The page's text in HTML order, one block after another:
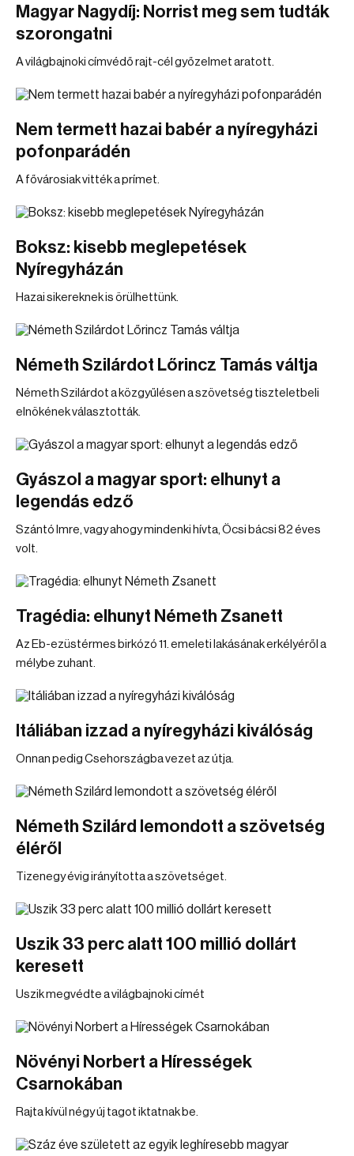
Magyar Nagydíj: Norrist meg sem tudták
szorongatni
A világbajnoki címvédő rajt-cél győzelmet aratott.
Nem termett hazai babér a nyíregyházi
pofonparádén
A fővárosiak vitték a prímet.
Boksz: kisebb meglepetések
Nyíregyházán
Hazai sikereknek is örülhettünk.
Németh Szilárdot Lőrincz Tamás váltja
Németh Szilárdot a közgyűlésen a szövetség tiszteletbeli
elnökének választották.
Gyászol a magyar sport: elhunyt a
legendás edző
Szántó Imre, vagy ahogy mindenki hívta, Öcsi bácsi 82 éves
volt.
Tragédia: elhunyt Németh Zsanett
Az Eb-ezüstérmes birkózó 11. emeleti lakásának erkélyéről a
mélybe zuhant.
Itáliában izzad a nyíregyházi kiválóság
Onnan pedig Csehországba vezet az útja.
Németh Szilárd lemondott a szövetség
éléről
Tizenegy évig irányította a szövetséget.
Uszik 33 perc alatt 100 millió dollárt
keresett
Uszik megvédte a világbajnoki címét
Növényi Norbert a Hírességek
Csarnokában
Rajta kívül négy új tagot iktatnak be.